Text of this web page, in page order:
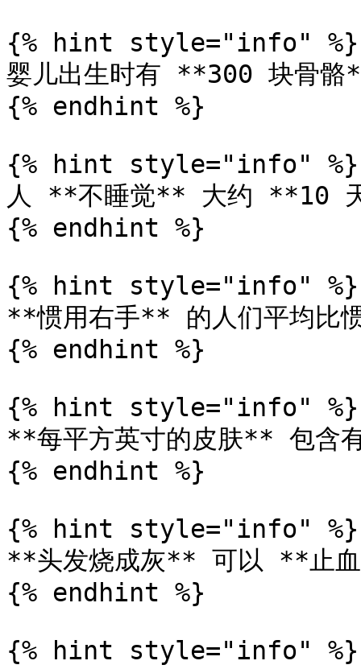
{% hint style="info" %}
婴儿出生时有 **300 块骨
{% endhint %}
{% hint style="info" %}
人 **不睡觉** 大约 **10
{% endhint %}
{% hint style="info" %}
**惯用右手** 的人们平均比
{% endhint %}
{% hint style="info" %}
**每平方英寸的皮肤** 包含
{% endhint %}
{% hint style="info" %}
**头发烧成灰** 可以 **止
{% endhint %}
{% hint style="info" %}